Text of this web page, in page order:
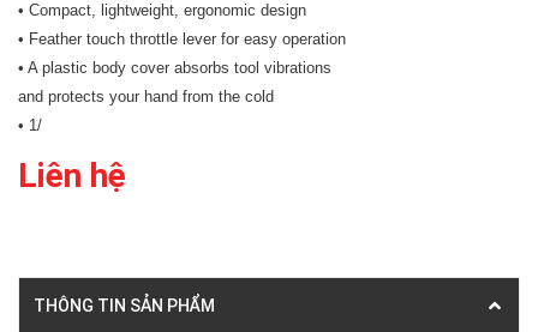
• Compact, lightweight, ergonomic design
• Feather touch throttle lever for easy operation
• A plastic body cover absorbs tool vibrations
and protects your hand from the cold
• 1/
Liên hệ
THÔNG TIN SẢN PHẨM